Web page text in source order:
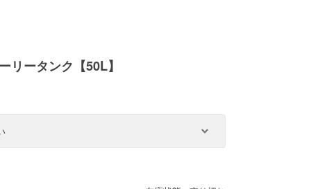
リータンク【50L】